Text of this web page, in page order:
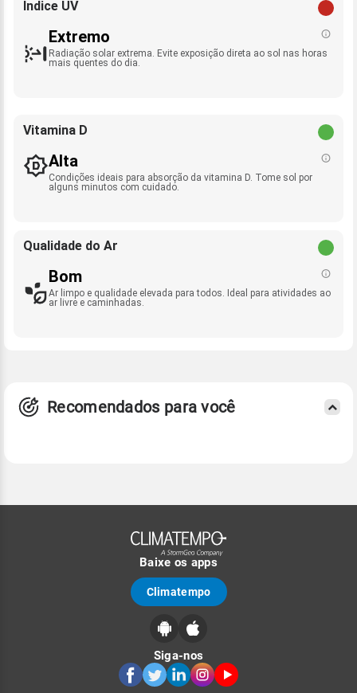
Índice UV
Extremo
Radiação solar extrema. Evite exposição direta ao sol nas horas
mais quentes do dia.
Vitamina D
Alta
Condições ideais para absorção da vitamina D. Tome sol por
alguns minutos com cuidado.
Qualidade do Ar
Bom
Ar limpo e qualidade elevada para todos. Ideal para atividades ao
ar livre e caminhadas.
Recomendados para você
Baixe os apps
Climatempo
Siga-nos